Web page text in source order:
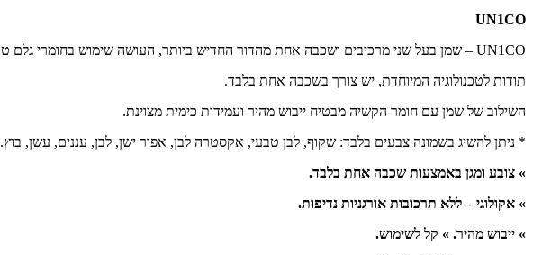
UN1CO
UN1CO – שמן בעל שני מרכיבים ושכבה אחת מהדור החדיש ביותר, העושה שימוש בחומרי גלם טבעיים מתחדשים.
תודות לטכנולוגיה המיוחדת, יש צורך בשכבה אחת בלבד.
השילוב של שמן עם חומר הקשיה מבטיח ייבוש מהיר ועמידות כימית מצוינת.
* ניתן להשיג בשמונה צבעים בלבד: שקוף, לבן טבעי, אקסטרה לבן, אפור ישן, לבן, עננים, עשן, בוץ.
» צובע ומגן באמצעות שכבה אחת בלבד.
» אקולוגי – ללא תרכובות אורגניות נדיפות.
» ייבוש מהיר. » קל לשימוש.